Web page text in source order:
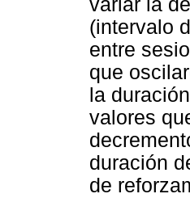
variar la
(intervalo
entre
que
la
valores
duración
de